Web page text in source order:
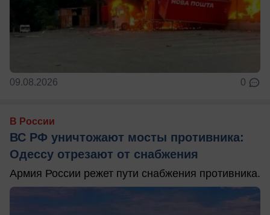
09.08.2026 0
В России
ВС РФ уничтожают мосты противника:
Одессу отрезают от снабжения
Армия России режет пути снабжения противника.